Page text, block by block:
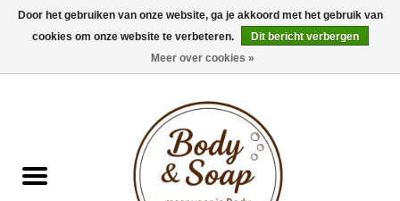
0 Artikelen - €0,00
Doucheproducten
Door het gebruiken van onze website, ga je akkoord met het gebruik van
cookies om onze website te verbeteren.
Dit bericht verbergen
Meer over cookies »